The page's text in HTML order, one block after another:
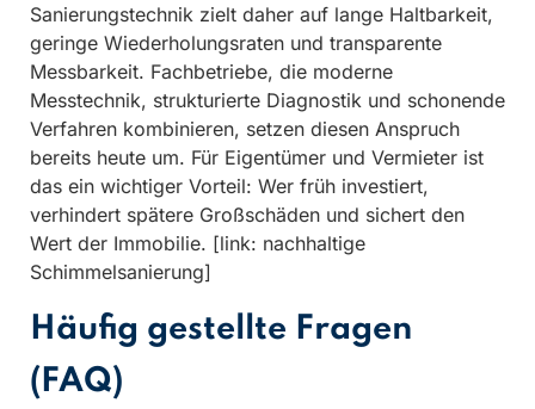
Sanierungstechnik zielt daher auf lange Haltbarkeit,
geringe Wiederholungsraten und transparente
Messbarkeit. Fachbetriebe, die moderne
Messtechnik, strukturierte Diagnostik und schonende
Verfahren kombinieren, setzen diesen Anspruch
bereits heute um. Für Eigentümer und Vermieter ist
das ein wichtiger Vorteil: Wer früh investiert,
verhindert spätere Großschäden und sichert den
Wert der Immobilie. [link: nachhaltige
Schimmelsanierung]
Häufig gestellte Fragen
(FAQ)